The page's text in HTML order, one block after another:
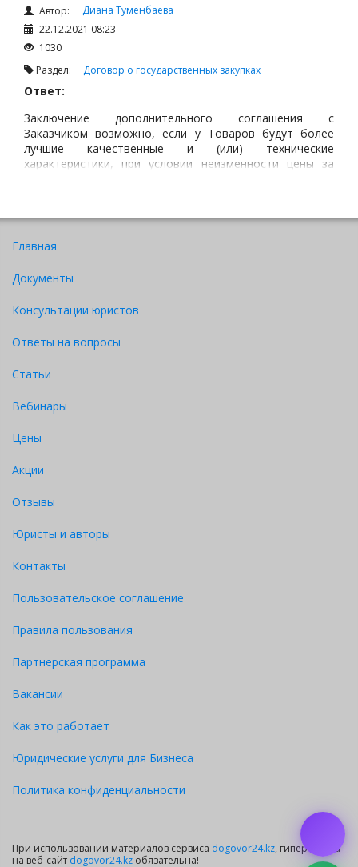
Автор:
Диана Туменбаева
22.12.2021 08:23
1030
Раздел: Договор о государственных закупках
Ответ:
Заключение дополнительного соглашения с
Заказчиком возможно, если у Товаров будут более
лучшие качественные и (или) технические
характеристики, при условии неизменности цены за
единицу.
Главная
Документы
Консультации юристов
Ответы на вопросы
Статьи
Вебинары
Цены
Акции
Отзывы
Юристы и авторы
Контакты
Пользовательское соглашение
Правила пользования
Партнерская программа
Вакансии
Как это работает
Юридические услуги для Бизнеса
Политика конфиденциальности
При использовании материалов сервиса dogovor24.kz, гиперссылка
на веб-сайт dogovor24.kz обязательна!